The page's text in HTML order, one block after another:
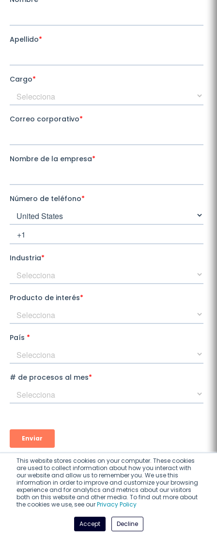
This website stores cookies on your computer. These cookies
are used to collect information about how you interact with
our website and allow us to remember you. We use this
information in order to improve and customize your browsing
experience and for analytics and metrics about our visitors
both on this website and other media. To find out more about
the cookies we use, see ourPrivacy Policy
Accept Decline